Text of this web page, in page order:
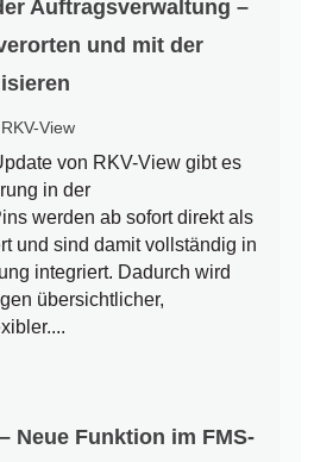
Auftragsverwaltung –
und mit der
RKV-View
von RKV-View gibt es
in der
werden ab sofort direkt als
und sind damit vollständig in
integriert. Dadurch wird
übersichtlicher,
Neue Funktion im FMS-